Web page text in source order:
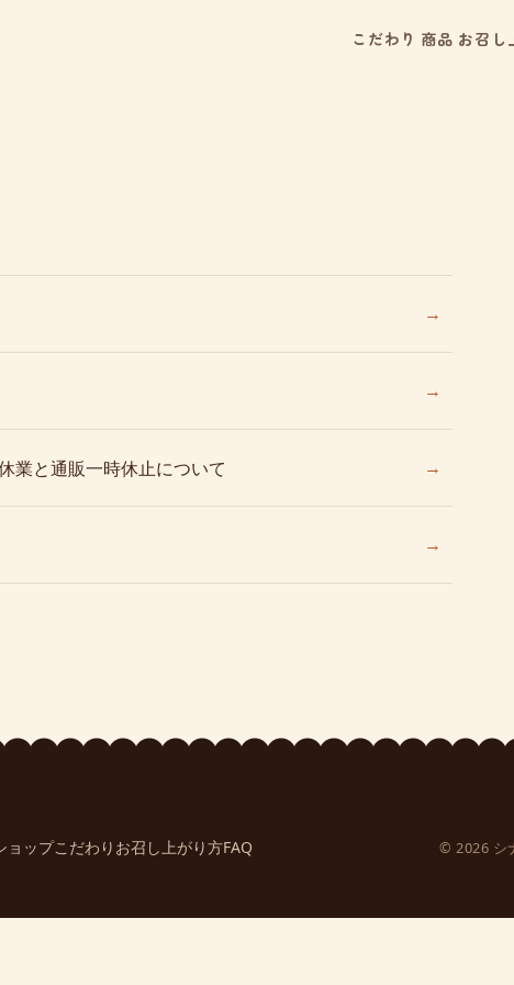
こだわり 商品 お召し
→
→
業と通販一時休止について →
→
ョップこだわり お召し上がり方FAQ © 2026 シ